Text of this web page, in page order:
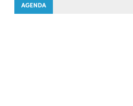
AGENDA